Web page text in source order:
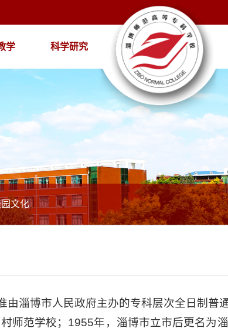
学 科学研究
文化
淄博市人民政府主办的专科层次全日制普通
师范学校；1955年，淄博市立市后更名为